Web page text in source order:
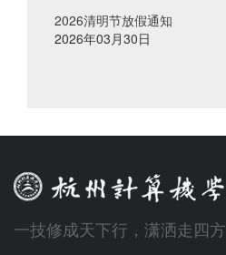
2026清明节放假通知
2026年03月30日
一技修成天下行，潇洒走四方